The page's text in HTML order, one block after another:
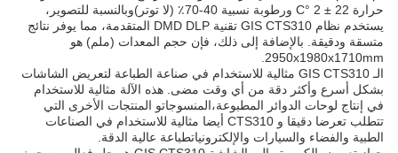
حرارة 22 ± 2 °C ورطوبة نسبية 40-70٪ (لا توتر)وبالنسبة للتصوير،
يستخدم نظام GIS CTS310 تقنية DMD DLP المتقدمة، مما يوفر نتائج
متسقة ودقيقة. بالإضافة إلى ذلك، فإن حجم المعدات (ملم) هو
2950x1980x1710mm.
الـ GIS CTS310 مثالية للاستخدام في صناعة الطباعة لتعريض الشاشات
بشكل أسرع وأكثر دقة من أي وقت مضى. هذه الآلة مثالية للاستخدام
في إنتاج لوحات الدوائر المطبوعة،المنسوجاتو المنتجات الأخرى التي
تتطلب تعرضا دقيقا و CTS310 أيضا مثالية للاستخدام في الصناعات
الطبية والفضاء والسيارات والإلكترونياتطباعة عالية الدقة.